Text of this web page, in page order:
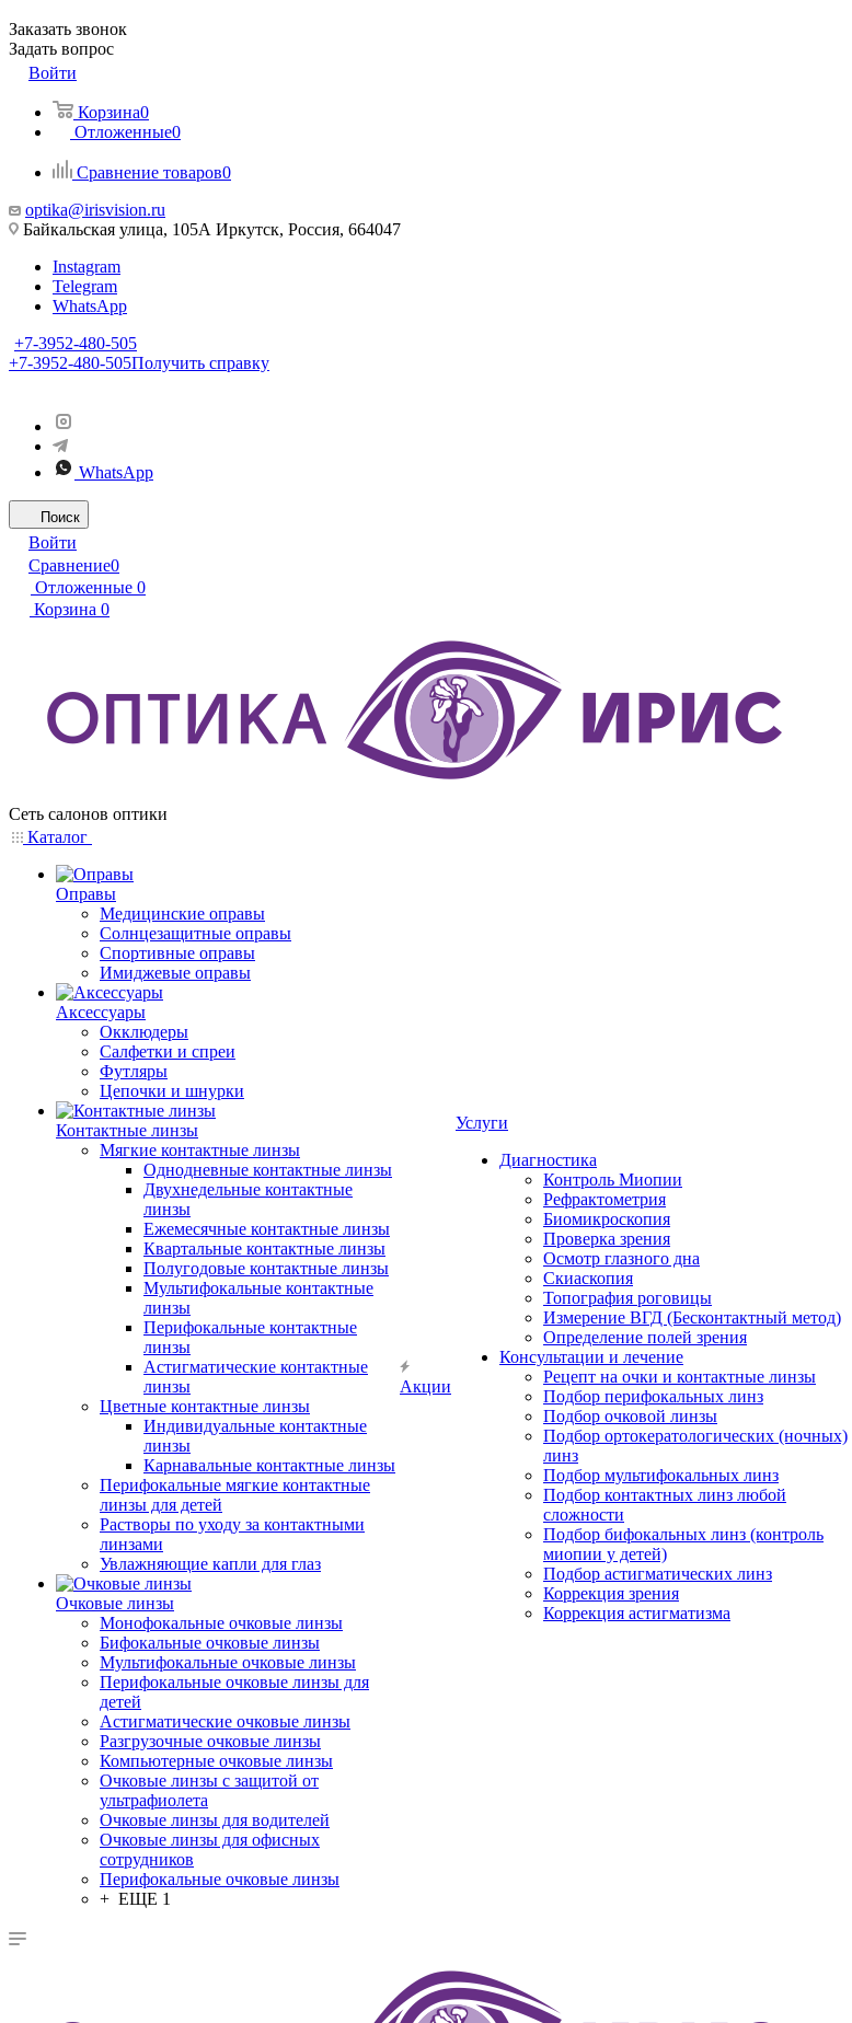
Заказать звонок
Задать вопрос
Войти
Корзина0
Отложенные0
Сравнение товаров0
optika@irisvision.ru
Байкальская улица, 105А Иркутск, Россия, 664047
Instagram
Telegram
WhatsApp
+7-3952-480-505
+7-3952-480-505Получить справку
WhatsApp
Поиск
Войти
Сравнение0
Отложенные 0
Корзина 0
Сеть салонов оптики
Каталог
Оправы
Медицинские оправы
Солнцезащитные оправы
Спортивные оправы
Имиджевые оправы
Аксессуары
Окклюдеры
Салфетки и спреи
Футляры
Цепочки и шнурки
Контактные линзы
Мягкие контактные линзы
Однодневные контактные линзы
Двухнедельные контактные
линзы
Ежемесячные контактные линзы
Квартальные контактные линзы
Полугодовые контактные линзы
Мультифокальные контактные
линзы
Перифокальные контактные
линзы
Астигматические контактные
линзы
Цветные контактные линзы
Индивидуальные контактные
линзы
Карнавальные контактные линзы
Перифокальные мягкие контактные
линзы для детей
Растворы по уходу за контактными
линзами
Увлажняющие капли для глаз
Очковые линзы
Монофокальные очковые линзы
Бифокальные очковые линзы
Мультифокальные очковые линзы
Перифокальные очковые линзы для
детей
Астигматические очковые линзы
Разгрузочные очковые линзы
Компьютерные очковые линзы
Очковые линзы с защитой от
ультрафиолета
Очковые линзы для водителей
Очковые линзы для офисных
сотрудников
Перифокальные очковые линзы
+ ЕЩЕ 1
Акции
Услуги
Диагностика
Контроль Миопии
Рефрактометрия
Биомикроскопия
Проверка зрения
Осмотр глазного дна
Скиаскопия
Топография роговицы
Измерение ВГД (Бесконтактный метод)
Определение полей зрения
Консультации и лечение
Рецепт на очки и контактные линзы
Подбор перифокальных линз
Подбор очковой линзы
Подбор ортокератологических (ночных)
линз
Подбор мультифокальных линз
Подбор контактных линз любой
сложности
Подбор бифокальных линз (контроль
миопии у детей)
Подбор астигматических линз
Коррекция зрения
Коррекция астигматизма